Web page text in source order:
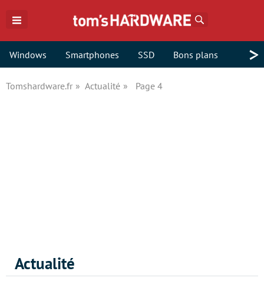
Windows Smartphones SSD Bons plans >
Tomshardware.fr Actualité Page 4
Actualité